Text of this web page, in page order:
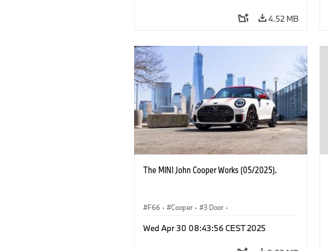
4.52 MB
The MINI John Cooper Works (05/2025).
F66 · Cooper · 3 Door ·
Wed Apr 30 08:43:56 CEST 2025